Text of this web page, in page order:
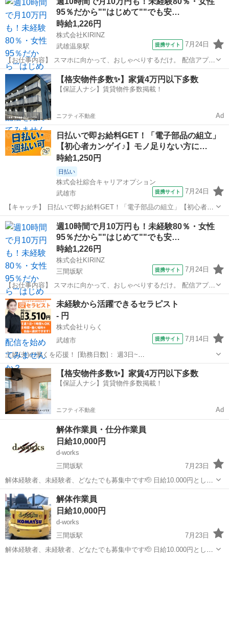
タッフが多数活躍中★ 【コメント】 製造のお仕事をお探しにおススメ
♪ 「未経験でも出...95％だから""はじめて""でも安…
時給1,226円
株式会社KIRINZ
武雄温泉駅
提携サイト 7月24日
【お仕事内容】 スマホに向かって、おしゃべりするだけ。 配信アプリ
（17LIVE／Pococha／IRIAM など）でライブ配信するお仕事です。
——————————— 配信内容はぜんぶ自由
——————————— ・今日...
佐賀 武雄市 武雄温泉駅 イベントスタッフ
【格安物件多数✨】家賃4万円以下多数
【保証人ナシ】賃貸物件多数掲載！
ニフティ不動産 Ad
日払いで即お給料GET！「電子部品の組立」
【初心者カンゲイ♪】モノ足りない方に…
時給1,250円
日払い
株式会社綜合キャリアオプション
武雄市
提携サイト 7月24日
【キャッチ】 日払いで即お給料GET！「電子部品の組立」【初心者カ
ンゲイ♪】モノ足りない方に・残業20H未満♪落ち着く少人数の職場！
高時給1250円！ 【コメント】 弊社なら事前の職場見学が多数！お仕
事安心スタート★★ ...
佐賀 武雄市 工場
週10時間で月10万円も！未経験80％・女性
95％だから""はじめて""でも安…
時給1,226円
株式会社KIRINZ
三間坂駅
提携サイト 7月24日
【お仕事内容】 スマホに向かって、おしゃべりするだけ。 配信アプリ
（17LIVE／Pococha／IRIAM など）でライブ配信するお仕事です。
——————————— 配信内容はぜんぶ自由
——————————— ・今日...
佐賀 武雄市 三間坂駅 イベントスタッフ
未経験から活躍できるセラピスト
- 円
株式会社りらく
武雄市
提携サイト 7月14日
主婦(夫)の働くを応援！ [勤務日数]： 週3日~
10:00~16:00/10:00~15:00/10:00~17:00/13:00~18:00/15:00~23:00 月/
火/水/木/金/土/日 などから選べます [...
佐賀 武雄市 マッサージ
【格安物件多数✨】家賃4万円以下多数
【保証人ナシ】賃貸物件多数掲載！
ニフティ不動産 Ad
解体作業員・仕分作業員
日給10,000円
d-works
三間坂駅
7月23日
解体経験者、未経験者、どなたでも募集中です🫡 日給10.000円として
ますが経験者の方、 やる気がある方は給料交渉可能です♪ ・作業内容
現場内仕分け作業 解体材運搬作業 工具を使った軽作業などです。
佐賀 武雄市 三間坂駅
解体作業員
日給10,000円
d-works
三間坂駅
7月23日
解体経験者、未経験者、どなたでも募集中です🫡 日給10.000円として